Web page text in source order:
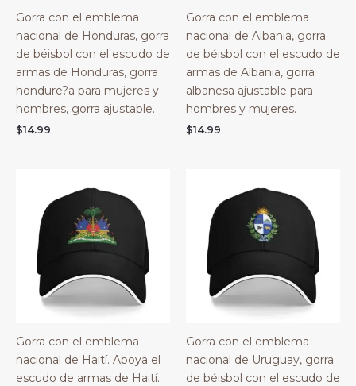
Gorra con el emblema
nacional de Honduras, gorra
de béisbol con el escudo de
armas de Honduras, gorra
hondure?a para mujeres y
hombres, gorra ajustable.
$14.99
Gorra con el emblema
nacional de Albania, gorra
de béisbol con el escudo de
armas de Albania, gorra
albanesa ajustable para
hombres y mujeres.
$14.99
Gorra con el emblema
nacional de Haití. Apoya el
escudo de armas de Haití.
Gorra con el emblema
nacional de Uruguay, gorra
de béisbol con el escudo de